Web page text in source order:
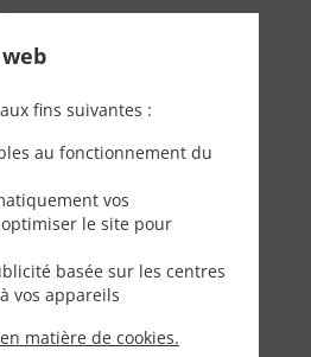
fins suivantes :
au fonctionnement du
vos
le site pour
basée sur les centres
vos appareils
matière de cookies.